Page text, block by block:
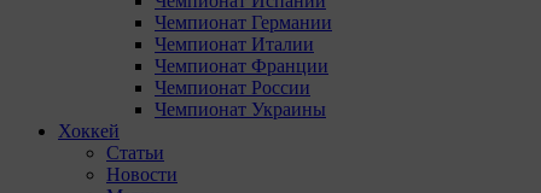
Чемпионат Германии
Чемпионат Италии
Чемпионат Франции
Чемпионат России
Чемпионат Украины
Хоккей
Статьи
Новости